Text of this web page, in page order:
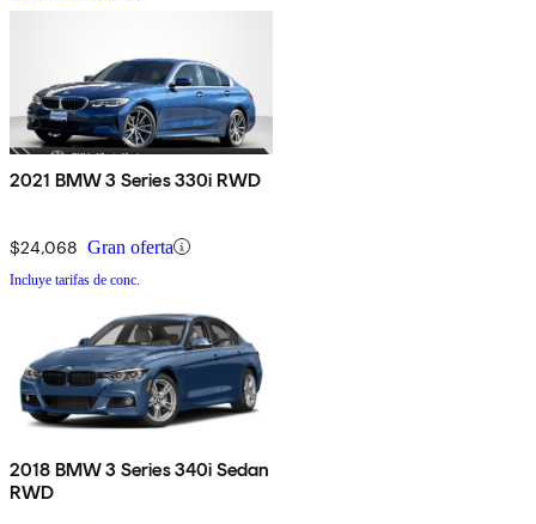
2021 BMW 3 Series 330i RWD
$24,068 Gran oferta
Incluye tarifas de conc.
2018 BMW 3 Series 340i Sedan
RWD